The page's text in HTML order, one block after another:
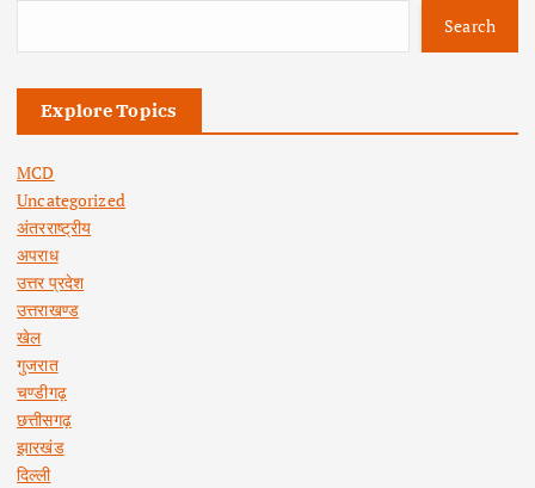
Search
Explore Topics
MCD
Uncategorized
अंतरराष्ट्रीय
अपराध
उत्तर प्रदेश
उत्तराखण्ड
खेल
गुजरात
चण्डीगढ़
छत्तीसगढ़
झारखंड
दिल्ली